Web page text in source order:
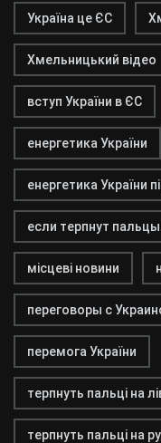
Україна це ЄС
Хмельницький відео
вступ України в ЄС
енергетика України
енергетика України
если терпнут пальцы
місцеві новини
переговоры с
перемога України
терпнуть пальці на
терпнуть пальці на